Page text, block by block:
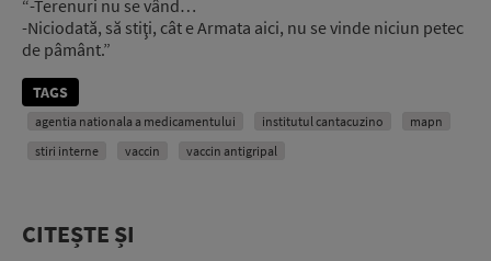
“-Terenuri nu se vând…
-Niciodată, să stiţi, cât e Armata aici, nu se vinde niciun petec
de pâmânt.”
TAGS
agentia nationala a medicamentului institutul cantacuzino
mapn
stiri interne
vaccin vaccin antigripal
CITEȘTE ȘI